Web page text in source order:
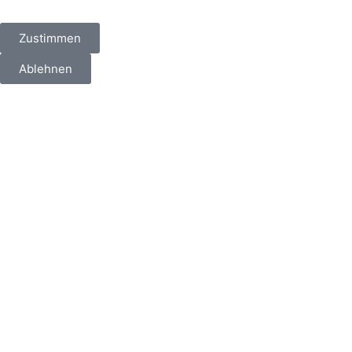
Zustimmen
Ablehnen